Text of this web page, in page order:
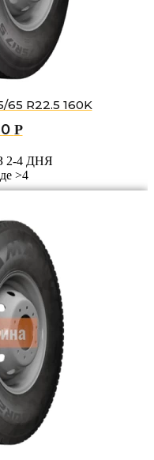
65 R22.5 160K
Р
2-4 ДНЯ
>4